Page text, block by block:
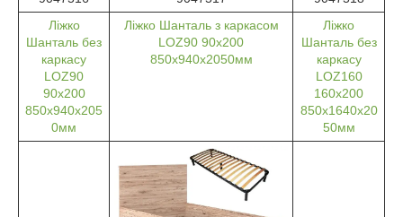
Ліжко
Шанталь без
каркасу
LOZ90
90х200
850х940х205
0мм
Ліжко Шанталь з каркасом
LOZ90 90х200
850х940х2050мм
Ліжко
Шанталь без
каркасу
LOZ160
160х200
850х1640х20
50мм